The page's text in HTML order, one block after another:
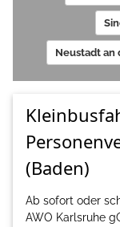
Neustadt an
(Baden)
Ab sofort oder
AWO Karlsruhe